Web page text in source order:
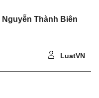
Nguyễn Thành Biên
LuatVN